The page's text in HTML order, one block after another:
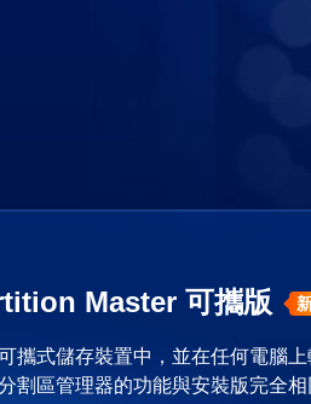
Master 可攜版
攜式儲存裝置中，並在任何電腦
割區管理器的功能與安裝版完全相